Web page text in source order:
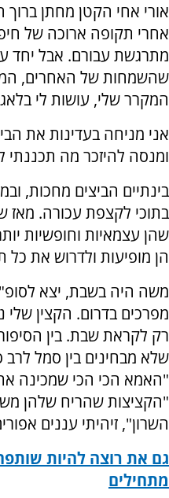
אורי אחי הקטן מחתן
אחרי תקופה ארוכה של
מתרגשת עבורם. אבל יחד
שהשמחות של האחרים,
המקרר שלי, עושות לי
אני מניחה בעדינות את
ומנסה להיזכר מה תכננתי
בינתיים הביצים מחכות,
בתוכי לקצפת עכורה. מאז
שהן עצמאיות וחופשיות
הן מופיעות ולדרוש את כל
משה היה בשבת, יצא
מפרכים בדרום. הקצין
רק לקראת שבת. בין
שלא מבחינים בין סמל
"האמא הכי הכי שמכינה
"הקציצות שהריח שלהן
השרון", זיהיתי עננים
גם את רוצה להיות
מתחילים